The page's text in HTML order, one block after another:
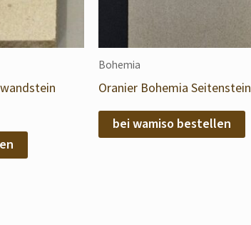
Bohemia
Oranier Bohemia
bei wamiso bestellen